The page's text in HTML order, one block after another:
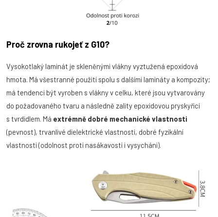
Proč zrovna rukojeť z G10?
Vysokotlaký laminát je skleněnými vlákny vyztužená epoxidová
hmota. Má všestranné použití spolu s dalšími lamináty a kompozity;
má tendenci být vyroben s vlákny v celku, které jsou vytvarovány
do požadovaného tvaru a následně zality epoxidovou pryskyřicí
s tvrdidlem. Má extrémně dobré mechanické vlastnosti
(pevnost), trvanlivé dielektrické vlastnosti, dobré fyzikální
vlastnosti (odolnost proti nasákavosti i vysycháni).